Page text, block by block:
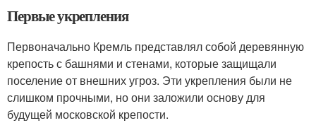
Первые укрепления
Первоначально Кремль представлял собой деревянную
крепость с башнями и стенами, которые защищали
поселение от внешних угроз. Эти укрепления были не
слишком прочными, но они заложили основу для
будущей московской крепости.